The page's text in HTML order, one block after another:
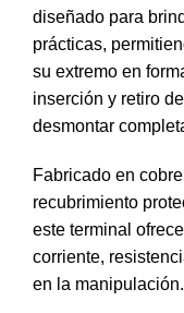
diseñado para
prácticas,
su extremo en
inserción y retiro
desmontar
Fabricado en
recubrimiento
este terminal
corriente,
en la manipulación.